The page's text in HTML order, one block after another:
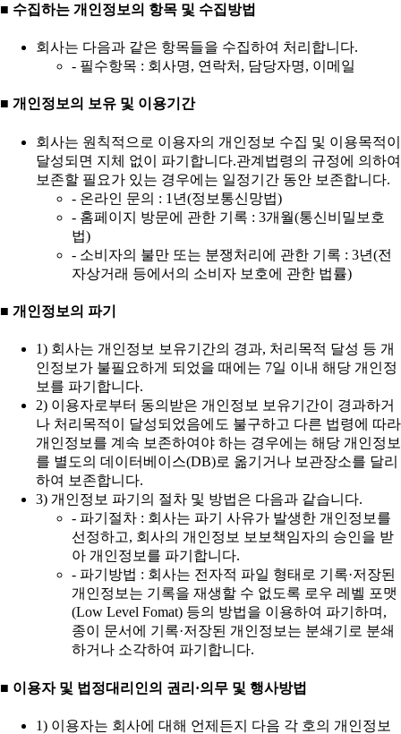
■ 수집하는 개인정보의 항목 및 수집방법
회사는 다음과 같은 항목들을 수집하여 처리합니다.
- 필수항목 : 회사명, 연락처, 담당자명, 이메일
■ 개인정보의 보유 및 이용기간
회사는 원칙적으로 이용자의 개인정보 수집 및 이용목적이
달성되면 지체 없이 파기합니다.관계법령의 규정에 의하여
보존할 필요가 있는 경우에는 일정기간 동안 보존합니다.
- 온라인 문의 : 1년(정보통신망법)
- 홈페이지 방문에 관한 기록 : 3개월(통신비밀보호
법)
- 소비자의 불만 또는 분쟁처리에 관한 기록 : 3년(전
자상거래 등에서의 소비자 보호에 관한 법률)
■ 개인정보의 파기
1) 회사는 개인정보 보유기간의 경과, 처리목적 달성 등 개
인정보가 불필요하게 되었을 때에는 7일 이내 해당 개인정
보를 파기합니다.
2) 이용자로부터 동의받은 개인정보 보유기간이 경과하거
나 처리목적이 달성되었음에도 불구하고 다른 법령에 따라
개인정보를 계속 보존하여야 하는 경우에는 해당 개인정보
를 별도의 데이터베이스(DB)로 옮기거나 보관장소를 달리
하여 보존합니다.
3) 개인정보 파기의 절차 및 방법은 다음과 같습니다.
- 파기절차 : 회사는 파기 사유가 발생한 개인정보를
선정하고, 회사의 개인정보 보보책임자의 승인을 받
아 개인정보를 파기합니다.
- 파기방법 : 회사는 전자적 파일 형태로 기록·저장된
개인정보는 기록을 재생할 수 없도록 로우 레벨 포맷
(Low Level Fomat) 등의 방법을 이용하여 파기하며,
종이 문서에 기록·저장된 개인정보는 분쇄기로 분쇄
하거나 소각하여 파기합니다.
■ 이용자 및 법정대리인의 권리·의무 및 행사방법
1) 이용자는 회사에 대해 언제든지 다음 각 호의 개인정보